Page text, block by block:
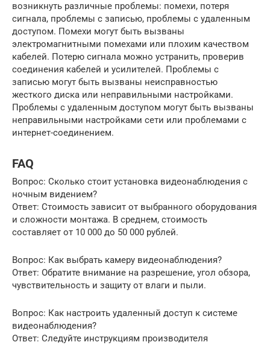
возникнуть различные проблемы: помехи, потеря
сигнала, проблемы с записью, проблемы с удаленным
доступом. Помехи могут быть вызваны
электромагнитными помехами или плохим качеством
кабелей. Потерю сигнала можно устранить, проверив
соединения кабелей и усилителей. Проблемы с
записью могут быть вызваны неисправностью
жесткого диска или неправильными настройками.
Проблемы с удаленным доступом могут быть вызваны
неправильными настройками сети или проблемами с
интернет-соединением.
FAQ
Вопрос: Сколько стоит установка видеонаблюдения с
ночным видением?
Ответ: Стоимость зависит от выбранного оборудования
и сложности монтажа. В среднем, стоимость
составляет от 10 000 до 50 000 рублей.
Вопрос: Как выбрать камеру видеонаблюдения?
Ответ: Обратите внимание на разрешение, угол обзора,
чувствительность и защиту от влаги и пыли.
Вопрос: Как настроить удаленный доступ к системе
видеонаблюдения?
Ответ: Следуйте инструкциям производителя